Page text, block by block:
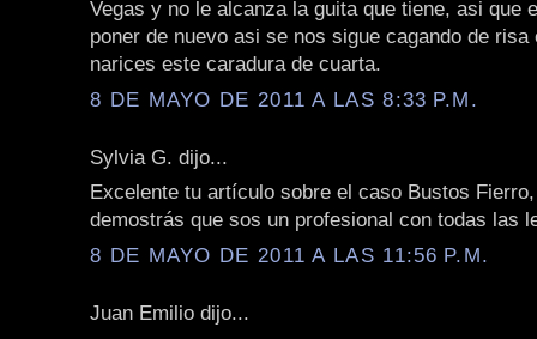
Vegas y no le alcanza la guita que tiene, asi que
poner de nuevo asi se nos sigue cagando de risa
narices este caradura de cuarta.
8 DE MAYO DE 2011 A LAS 8:33 P.M.
Sylvia G. dijo...
Excelente tu artículo sobre el caso Bustos
demostrás que sos un profesional con todas las
8 DE MAYO DE 2011 A LAS 11:56 P.M.
Juan Emilio dijo...